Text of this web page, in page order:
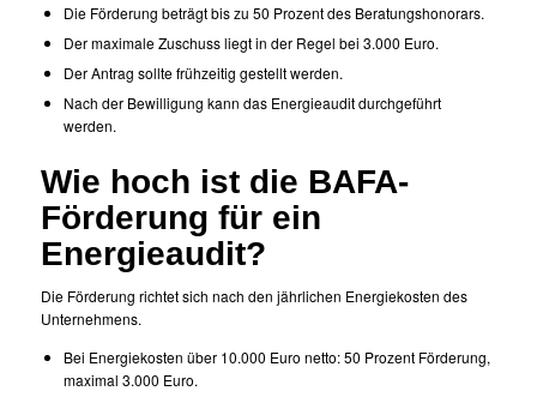
Die Förderung beträgt bis zu 50 Prozent des Beratungshonorars.
Der maximale Zuschuss liegt in der Regel bei 3.000 Euro.
Der Antrag sollte frühzeitig gestellt werden.
Nach der Bewilligung kann das Energieaudit durchgeführt
werden.
Wie hoch ist die BAFA-
Förderung für ein
Energieaudit?
Die Förderung richtet sich nach den jährlichen Energiekosten des
Unternehmens.
Bei Energiekosten über 10.000 Euro netto: 50 Prozent Förderung,
maximal 3.000 Euro.